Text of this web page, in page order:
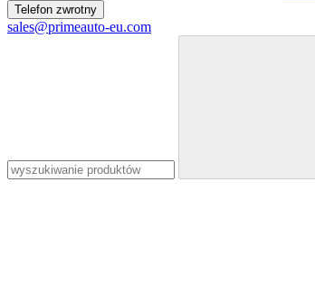
Telefon zwrotny
sales@primeauto-eu.com